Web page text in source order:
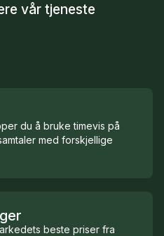
vår tjeneste
du å bruke timevis på
med forskjellige
beste priser fra